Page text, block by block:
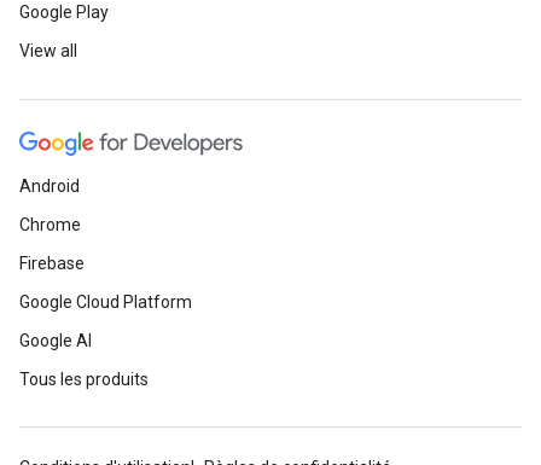
Google Play
View all
Android
Chrome
Firebase
Google Cloud Platform
Google AI
Tous les produits